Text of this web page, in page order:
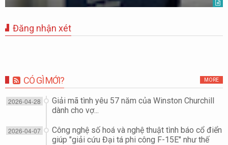
Đăng nhận xét
CÓ GÌ MỚI? MORE
Giải mã tình yêu 57 năm của Winston Churchill
dành cho vợ...
2026-04-28
Công nghệ số hoá và nghệ thuật tình báo cổ điển
giúp "giải cứu Đại tá phi công F-15E" như thế
2026-04-07